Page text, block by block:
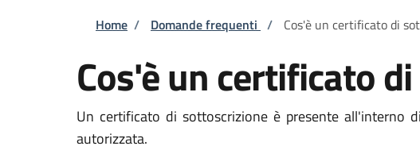
Briciole di pane
Home / Domande frequenti / Cos'è un certificato di
Cos'è un certificato
Un certificato di sottoscrizione è presente all'interno
autorizzata.